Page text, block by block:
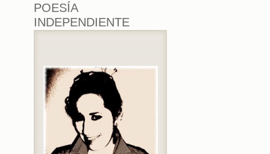
POESÍA
INDEPENDIENTE